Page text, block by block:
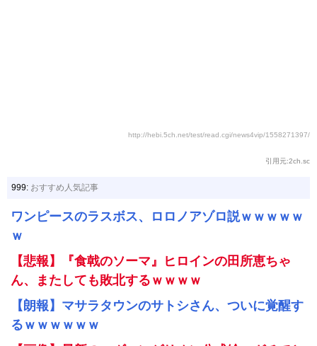
http://hebi.5ch.net/test/read.cgi/news4vip/1558271397/
引用元:2ch.sc
999: おすすめ人気記事
ワンピースのラスボス、ロロノアゾロ説ｗｗｗｗｗ
ｗ
【悲報】『食戟のソーマ』ヒロインの田所恵ちゃ
ん、またしても敗北するｗｗｗｗ
【朗報】マサラタウンのサトシさん、ついに覚醒す
るｗｗｗｗｗｗ